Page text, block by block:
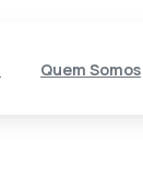
Quem Somos